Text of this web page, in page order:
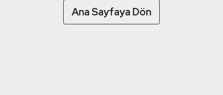
Ana Sayfaya Dön